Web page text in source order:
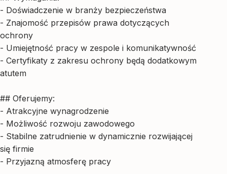
- Doświadczenie w branży bezpieczeństwa
- Znajomość przepisów prawa dotyczących
ochrony
- Umiejętność pracy w zespole i komunikatywność
- Certyfikaty z zakresu ochrony będą dodatkowym
atutem
## Oferujemy:
- Atrakcyjne wynagrodzenie
- Możliwość rozwoju zawodowego
- Stabilne zatrudnienie w dynamicznie rozwijającej
się firmie
- Przyjazną atmosferę pracy